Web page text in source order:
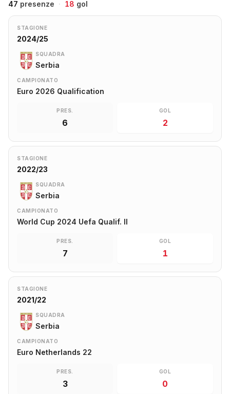
47 presenze · 18 gol
STAGIONE
2024/25
SQUADRA
Serbia
CAMPIONATO
Euro 2026 Qualification
PRES.
6
GOL
2
STAGIONE
2022/23
SQUADRA
Serbia
CAMPIONATO
World Cup 2024 Uefa Qualif. II
PRES.
7
GOL
1
STAGIONE
2021/22
SQUADRA
Serbia
CAMPIONATO
Euro Netherlands 22
PRES.
3
GOL
0